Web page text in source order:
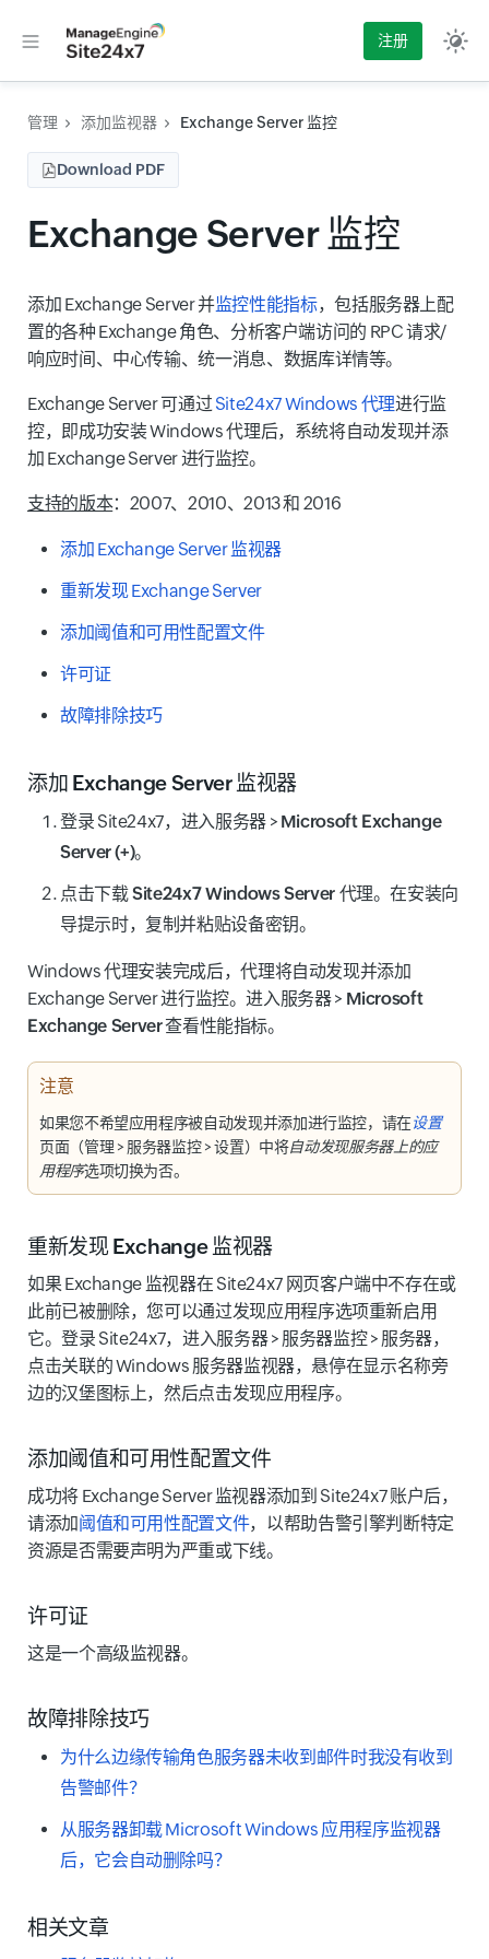
注册
管理 添加监视器 Exchange Server 监控
Download PDF
Exchange Server 监控
添加 Exchange Server 并监控性能指标，包括服务器上配
置的各种 Exchange 角色、分析客户端访问的 RPC 请求/
响应时间、中心传输、统一消息、数据库详情等。
Exchange Server 可通过 Site24x7 Windows 代理进行监
控，即成功安装 Windows 代理后，系统将自动发现并添
加 Exchange Server 进行监控。
支持的版本：2007、2010、2013 和 2016
添加 Exchange Server 监视器
重新发现 Exchange Server
添加阈值和可用性配置文件
许可证
故障排除技巧
添加 Exchange Server 监视器
登录 Site24x7，进入服务器> Microsoft Exchange
Server (+)。
点击下载 Site24x7 Windows Server 代理。在安装向
导提示时，复制并粘贴设备密钥。
Windows 代理安装完成后，代理将自动发现并添加
Exchange Server 进行监控。进入服务器> Microsoft
Exchange Server查看性能指标。
注意
如果您不希望应用程序被自动发现并添加进行监控，请在设置
页面（管理 >服务器监控>设置）中将自动发现服务器上的应
用程序选项切换为否。
重新发现 Exchange 监视器
如果 Exchange 监视器在 Site24x7 网页客户端中不存在或
此前已被删除，您可以通过发现应用程序选项重新启用
它。登录 Site24x7，进入服务器> 服务器监控> 服务器，
点击关联的 Windows 服务器监视器，悬停在显示名称旁
边的汉堡图标上，然后点击发现应用程序。
添加阈值和可用性配置文件
成功将 Exchange Server 监视器添加到 Site24x7 账户后，
请添加阈值和可用性配置文件，以帮助告警引擎判断特定
资源是否需要声明为严重或下线。
许可证
这是一个高级监视器。
故障排除技巧
为什么边缘传输角色服务器未收到邮件时我没有收到
告警邮件？
从服务器卸载 Microsoft Windows 应用程序监视器
后，它会自动删除吗？
相关文章